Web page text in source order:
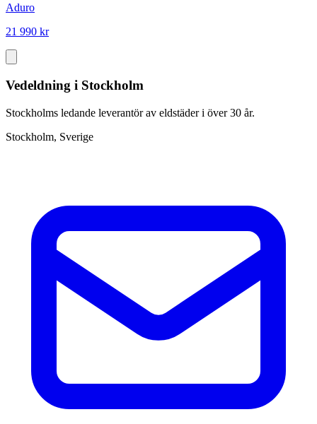
Aduro
21 990 kr
Vedeldning i Stockholm
Stockholms ledande leverantör av eldstäder i över 30 år.
Stockholm, Sverige